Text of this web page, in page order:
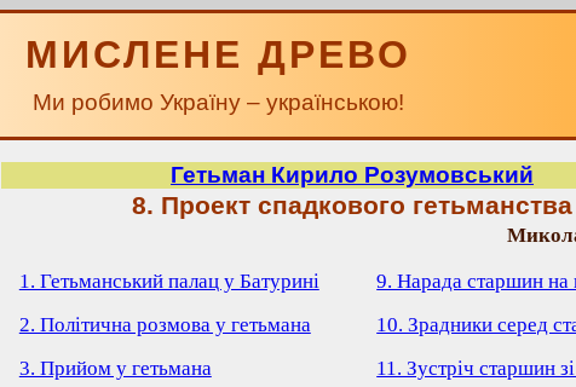
МИСЛЕНЕ ДРЕВО
Ми робимо Україну – українською!
Гетьман Кирило Розумовський
8. Проект спадкового гетьманства
1. Гетьманський палац у Батурині
2. Політична розмова у гетьмана
3. Прийом у гетьмана
9. Нарада старшин на
10. Зрадники серед
11. Зустріч старшин